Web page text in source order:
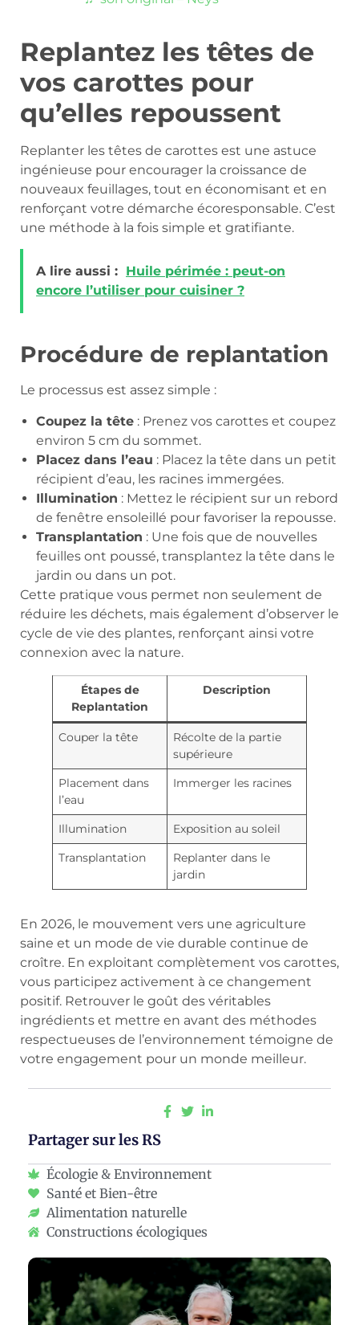
Replantez les têtes de
vos carottes pour
qu’elles repoussent
Replanter les têtes de carottes est une astuce
ingénieuse pour encourager la croissance de
nouveaux feuillages, tout en économisant et en
renforçant votre démarche écoresponsable. C’est
une méthode à la fois simple et gratifiante.
A lire aussi : Huile périmée : peut-on
encore l’utiliser pour cuisiner ?
Procédure de replantation
Le processus est assez simple :
Coupez la tête : Prenez vos carottes et coupez
environ 5 cm du sommet.
Placez dans l’eau : Placez la tête dans un petit
récipient d’eau, les racines immergées.
Illumination : Mettez le récipient sur un rebord
de fenêtre ensoleillé pour favoriser la repousse.
Transplantation : Une fois que de nouvelles
feuilles ont poussé, transplantez la tête dans le
jardin ou dans un pot.
Cette pratique vous permet non seulement de
réduire les déchets, mais également d’observer le
cycle de vie des plantes, renforçant ainsi votre
connexion avec la nature.
Étapes de
Replantation
Description
Couper la tête
Récolte de la partie
supérieure
Placement dans
l’eau
Immerger les racines
Illumination
Exposition au soleil
Transplantation
Replanter dans le
jardin
En 2026, le mouvement vers une agriculture
saine et un mode de vie durable continue de
croître. En exploitant complètement vos carottes,
vous participez activement à ce changement
positif. Retrouver le goût des véritables
ingrédients et mettre en avant des méthodes
respectueuses de l’environnement témoigne de
votre engagement pour un monde meilleur.
Partager sur les RS
Écologie & Environnement
Santé et Bien-être
Alimentation naturelle
Constructions écologiques